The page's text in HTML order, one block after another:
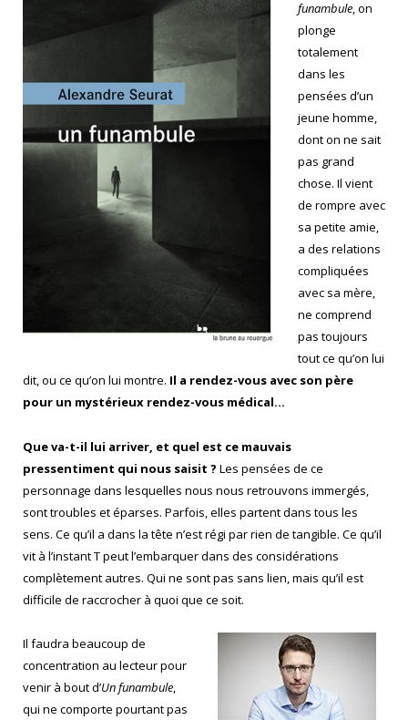
funambule, on
plonge
totalement
dans les
pensées d’un
jeune homme,
dont on ne sait
pas grand
chose. Il vient
de rompre avec
sa petite amie,
a des relations
compliquées
avec sa mère,
ne comprend
pas toujours
tout ce qu’on lui
dit, ou ce qu’on lui montre. Il a rendez-vous avec son père
pour un mystérieux rendez-vous médical…
Que va-t-il lui arriver, et quel est ce mauvais
pressentiment qui nous saisit ? Les pensées de ce
personnage dans lesquelles nous nous retrouvons immergés,
sont troubles et éparses. Parfois, elles partent dans tous les
sens. Ce qu’il a dans la tête n’est régi par rien de tangible. Ce qu’il
vit à l’instant T peut l’embarquer dans des considérations
complètement autres. Qui ne sont pas sans lien, mais qu’il est
difficile de raccrocher à quoi que ce soit.
Il faudra beaucoup de
concentration au lecteur pour
venir à bout d’Un funambule,
qui ne comporte pourtant pas